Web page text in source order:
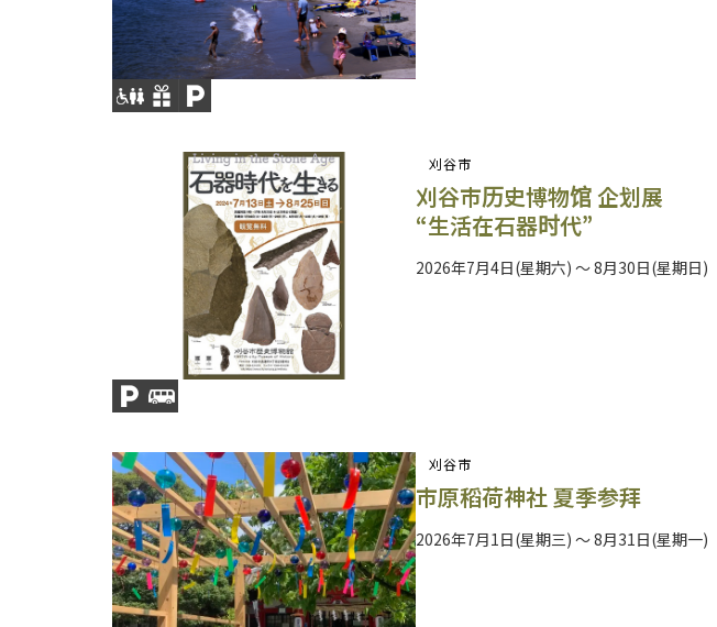
刈谷市
刈谷市历史博物馆 企划展
“生活在石器时代”
2026年7月4日(星期六) ～ 8月30日(星期日)
刈谷市
市原稻荷神社 夏季参拜
2026年7月1日(星期三) ～ 8月31日(星期一)